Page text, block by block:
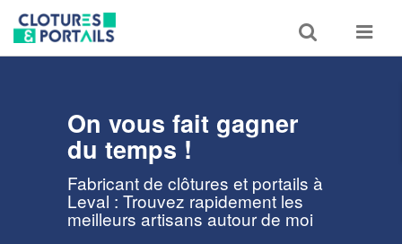
Toggle
search
Toggle
On vous fait gagner
du temps !
Fabricant de clôtures et portails à
Leval : Trouvez rapidement les
meilleurs artisans autour de moi